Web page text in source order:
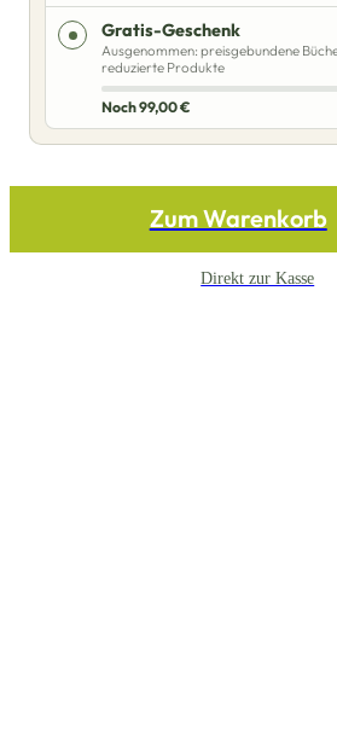
Gratis-Geschenk
Ausgenommen: preisgebundene
reduzierte Produkte
Noch99,00€
Zum Warenkorb
Direkt zur Kasse